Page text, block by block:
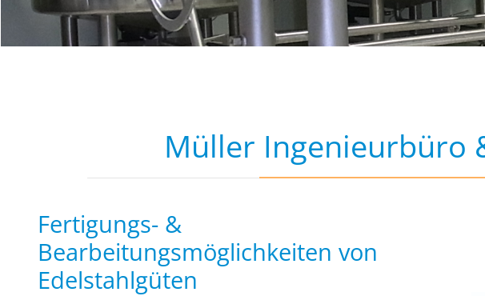
Müller Ingenieurbüro
Fertigungs- &
Bearbeitungsmöglichkeiten von
Edelstahlgüten